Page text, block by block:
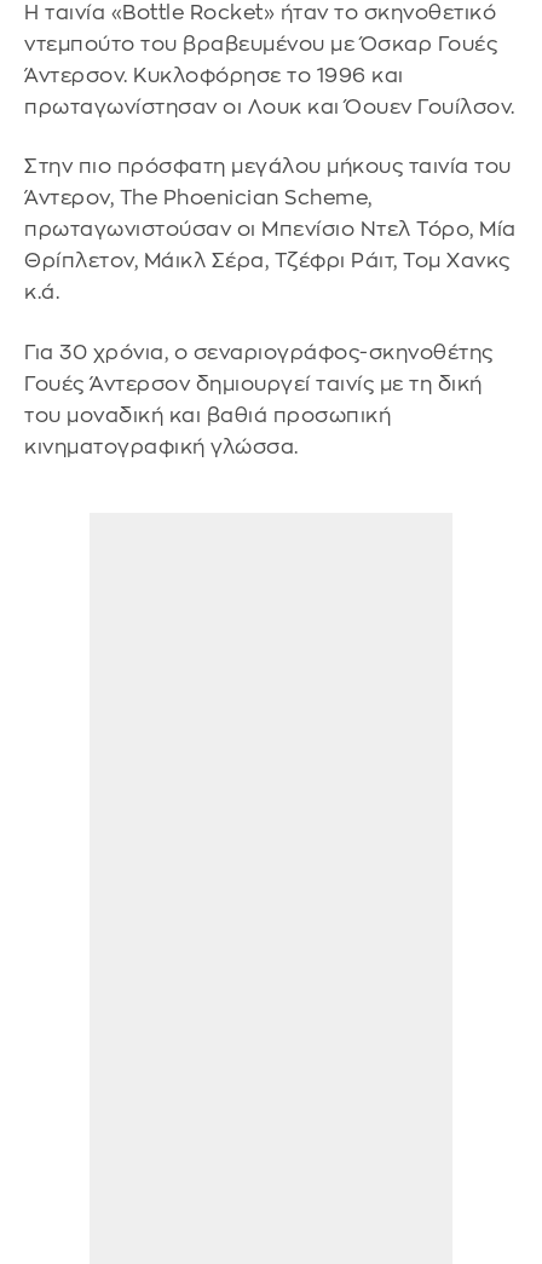
Η ταινία «Bottle Rocket» ήταν το σκηνοθετικό
ντεμπούτο του βραβευμένου με Όσκαρ Γουές
Άντερσον. Κυκλοφόρησε το 1996 και
πρωταγωνίστησαν οι Λουκ και Όουεν Γουίλσον.
Στην πιο πρόσφατη μεγάλου μήκους ταινία του
Άντερον, The Phoenician Scheme,
πρωταγωνιστούσαν οι Μπενίσιο Ντελ Τόρο, Μία
Θρίπλετον, Μάικλ Σέρα, Τζέφρι Ράιτ, Τομ Χανκς
κ.ά.
Για 30 χρόνια, ο σεναριογράφος-σκηνοθέτης
Γουές Άντερσον δημιουργεί ταινίς με τη δική
του μοναδική και βαθιά προσωπική
κινηματογραφική γλώσσα.